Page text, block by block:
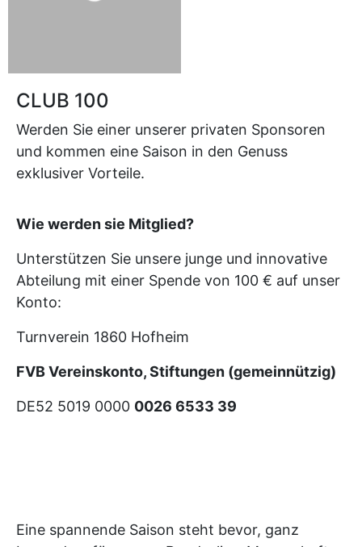
CLUB 100
Werden Sie einer unserer privaten Sponsoren
und kommen eine Saison in den Genuss
exklusiver Vorteile.​
Wie werden sie Mitglied?
Unterstützen Sie unsere junge und innovative
Abteilung mit einer Spende von 100 € auf unser
Konto:
Turnverein 1860 Hofheim
FVB Vereinskonto, Stiftungen (gemeinnützig)
DE52 5019 0000 0026 6533 39
Eine spannende Saison steht bevor, ganz